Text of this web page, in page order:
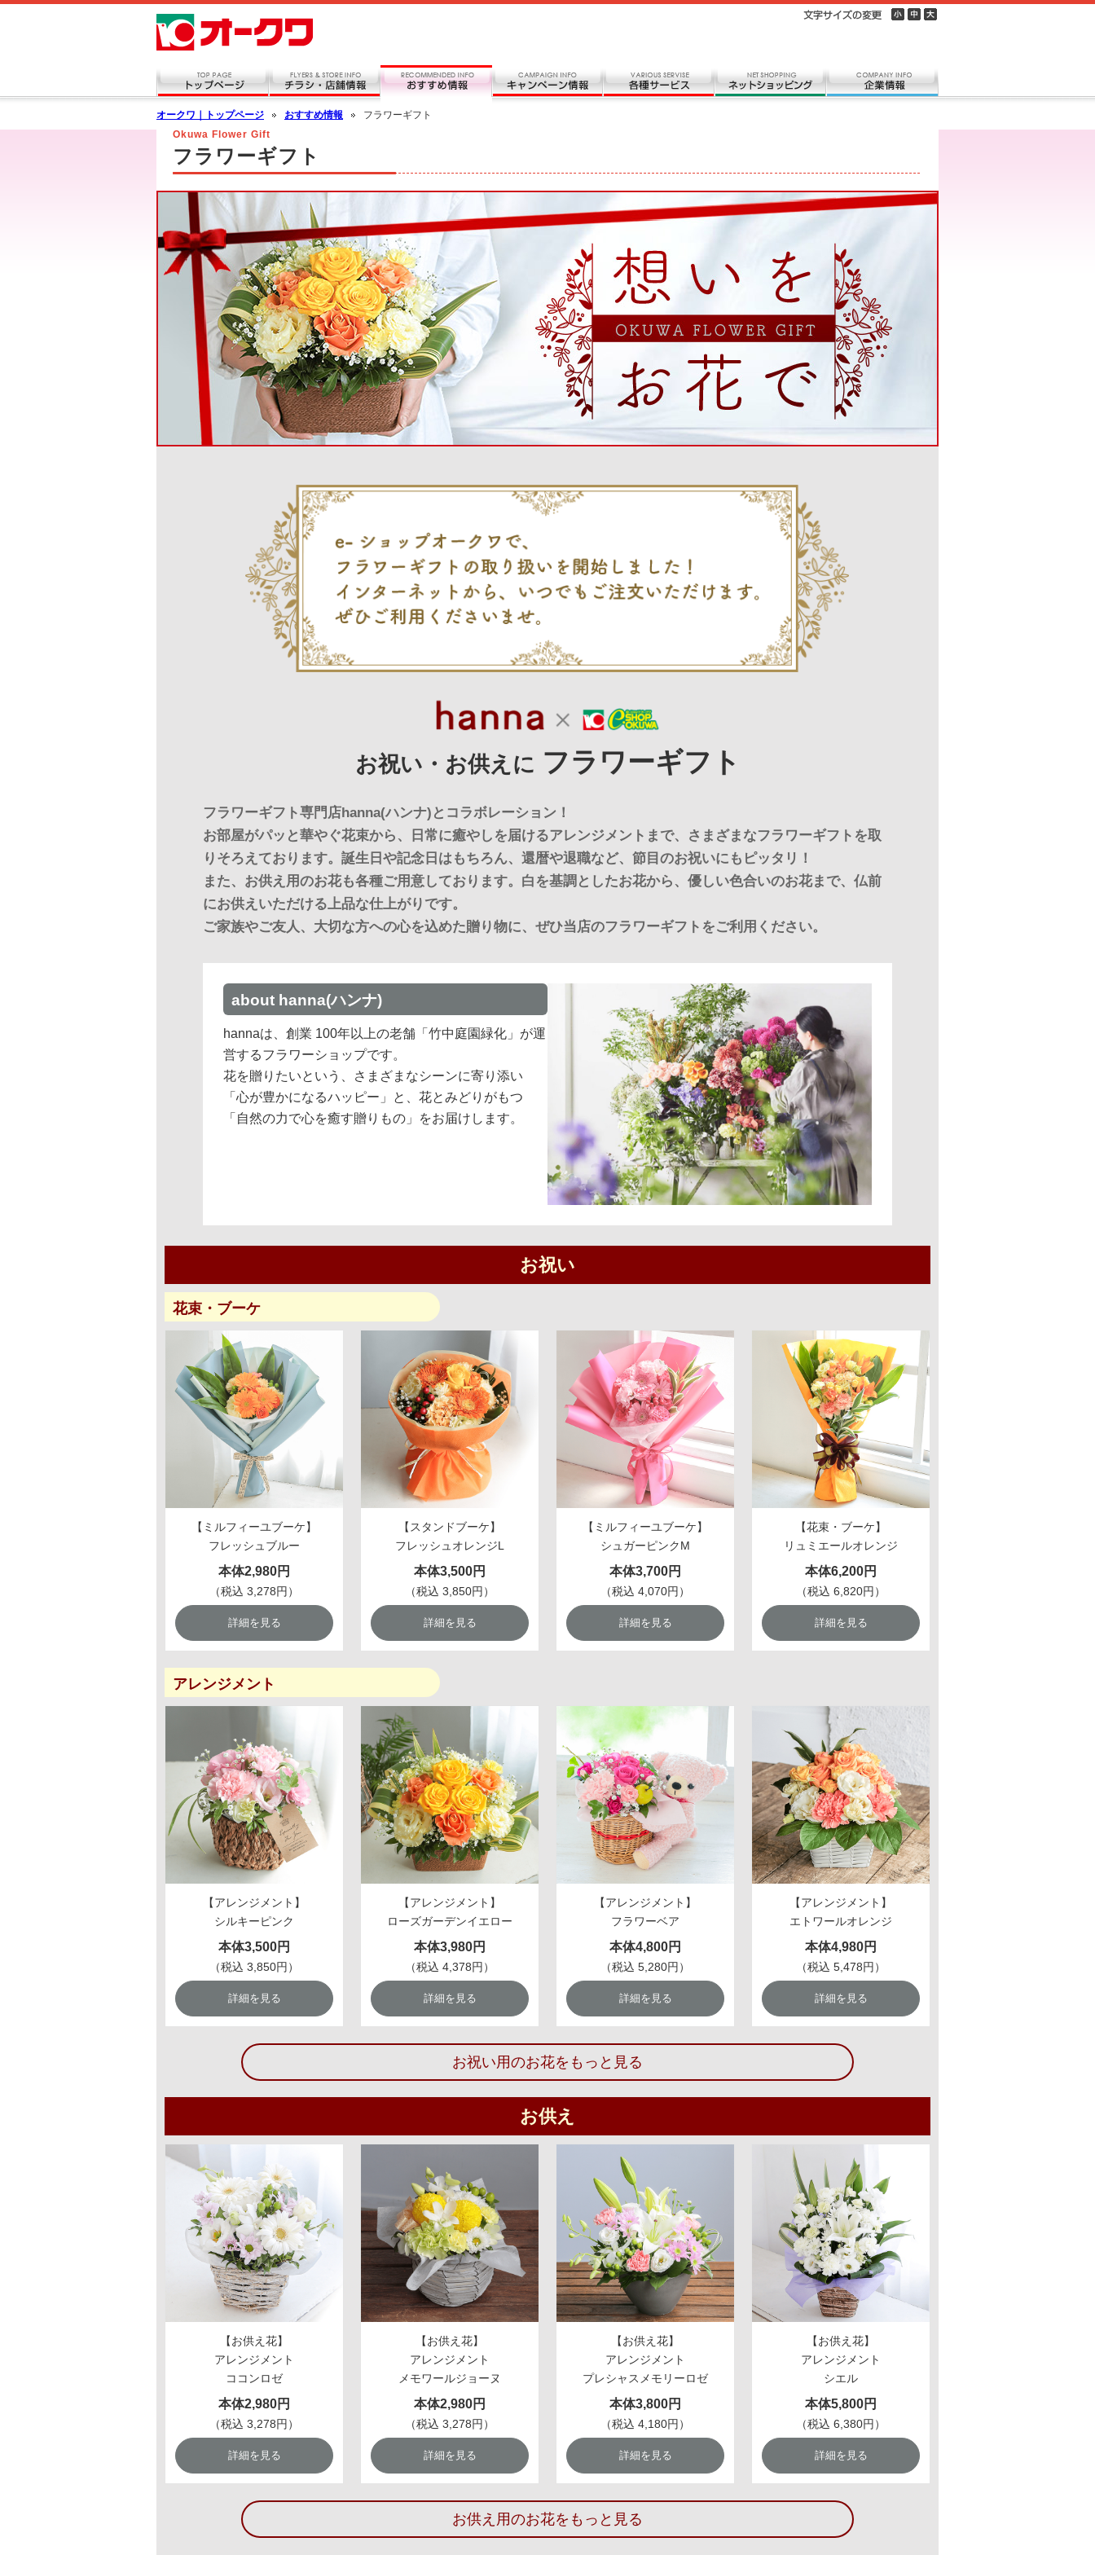
オークワ｜トップページ おすすめ情報
フラワーギフト
Okuwa Flower Gift
フラワーギフト
お祝い・お供えに フラワーギフト
フラワーギフト専門店hanna(ハンナ)とコラボレーション！
お部屋がパッと華やぐ花束から、日常に癒やしを届けるアレンジメントまで、さまざまなフラワーギフトを取
りそろえております。誕生日や記念日はもちろん、還暦や退職など、節目のお祝いにもピッタリ！
また、お供え用のお花も各種ご用意しております。白を基調としたお花から、優しい色合いのお花まで、仏前
にお供えいただける上品な仕上がりです。
ご家族やご友人、大切な方への心を込めた贈り物に、ぜひ当店のフラワーギフトをご利用ください。
about hanna(ハンナ)
hannaは、創業 100年以上の老舗「竹中庭園緑化」が運
営するフラワーショップです。
花を贈りたいという、さまざまなシーンに寄り添い
「心が豊かになるハッピー」と、花とみどりがもつ
「自然の力で心を癒す贈りもの」をお届けします。
お祝い
花束・ブーケ
【ミルフィーユブーケ】
フレッシュブルー
本体2,980円
（税込 3,278円）
詳細を見る
【スタンドブーケ】
フレッシュオレンジL
本体3,500円
（税込 3,850円）
詳細を見る
【ミルフィーユブーケ】
シュガーピンクM
本体3,700円
（税込 4,070円）
詳細を見る
【花束・ブーケ】
リュミエールオレンジ
本体6,200円
（税込 6,820円）
詳細を見る
アレンジメント
【アレンジメント】
シルキーピンク
本体3,500円
（税込 3,850円）
詳細を見る
【アレンジメント】
ローズガーデンイエロー
本体3,980円
（税込 4,378円）
詳細を見る
【アレンジメント】
フラワーベア
本体4,800円
（税込 5,280円）
詳細を見る
【アレンジメント】
エトワールオレンジ
本体4,980円
（税込 5,478円）
詳細を見る
お祝い用のお花をもっと見る
お供え
【お供え花】
アレンジメント
ココンロゼ
本体2,980円
（税込 3,278円）
詳細を見る
【お供え花】
アレンジメント
メモワールジョーヌ
本体2,980円
（税込 3,278円）
詳細を見る
【お供え花】
アレンジメント
プレシャスメモリーロゼ
本体3,800円
（税込 4,180円）
詳細を見る
【お供え花】
アレンジメント
シエル
本体5,800円
（税込 6,380円）
詳細を見る
お供え用のお花をもっと見る